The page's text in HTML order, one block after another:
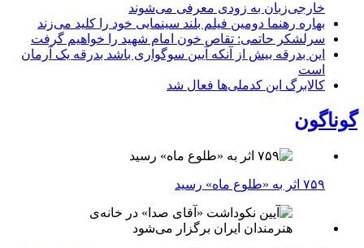
خارجی‌زبان به زودی معرفی می‌شوند
بهاره رهنما دومین فیلم بلند سینمایی خود را کلید می‌زند
سرلشکر حاتمی: تقاص خون امام شهید را خواهیم گرفت
این بدرقه بیش از آنکه آیین سوگواری باشد بدرقه یک آرمان
است
کالابرگ این کدملی‌ها فعال شد
گوناگون
۷۵۹ اثر به «طلوع ماه» رسید